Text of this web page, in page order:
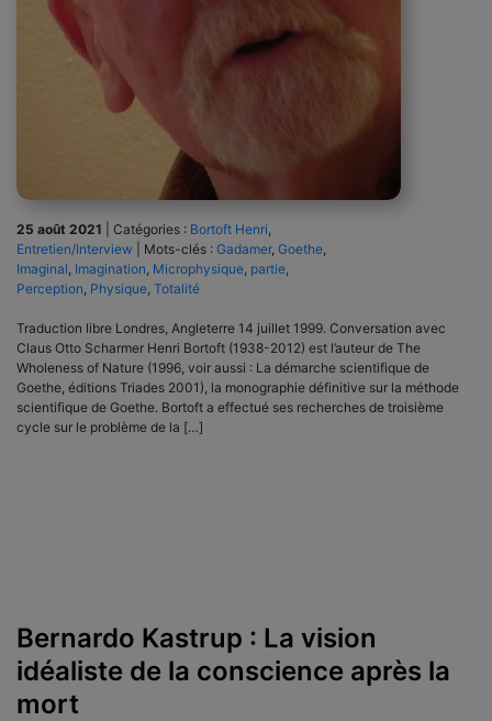
25 août 2021 Catégories : Bortoft Henri
Entretien/Interview
Mots-clés : Gadamer, Goethe
Imaginal Imagination Microphysique partie
Perception Physique Totalité
Traduction libre Londres, Angleterre 14 juillet 1999. Conversation avec
Claus Otto Scharmer Henri Bortoft (1938-2012) est l’auteur de The
Wholeness of Nature (1996, voir aussi : La démarche scientifique de
Goethe, éditions Triades 2001), la monographie définitive sur la méthode
scientifique de Goethe. Bortoft a effectué ses recherches de troisième
cycle sur le problème de la […]
Bernardo Kastrup : La vision
idéaliste de la conscience après la
mort